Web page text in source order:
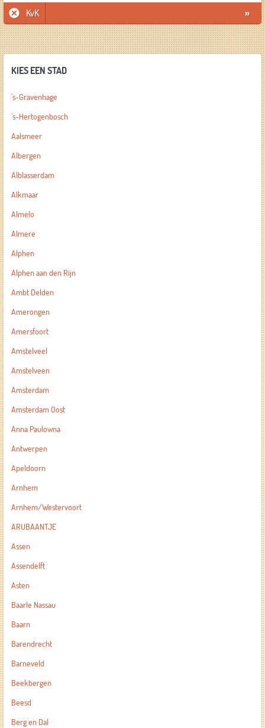
KvK »
KIES EEN STAD
's-Gravenhage
's-Hertogenbosch
Aalsmeer
Albergen
Alblasserdam
Alkmaar
Almelo
Almere
Alphen
Alphen aan den Rijn
Ambt Delden
Amerongen
Amersfoort
Amstelveel
Amstelveen
Amsterdam
Amsterdam Oost
Anna Paulowna
Antwerpen
Apeldoorn
Arnhem
Arnhem/Westervoort
ARUBAANTJE
Assen
Assendelft
Asten
Baarle Nassau
Baarn
Barendrecht
Barneveld
Beekbergen
Beesd
Berg en Dal